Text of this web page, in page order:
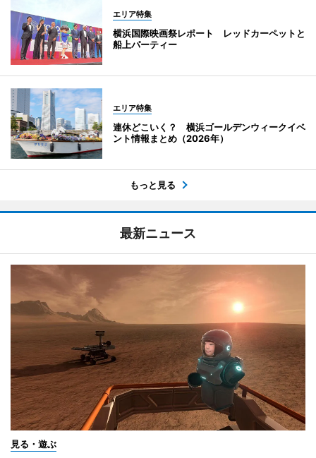
エリア特集
横浜国際映画祭レポート レッドカーペットと
船上パーティー
エリア特集
連休どこいく？ 横浜ゴールデンウィークイベ
ント情報まとめ（2026年）
もっと見る
最新ニュース
見る・遊ぶ